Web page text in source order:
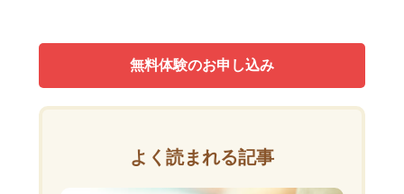
無料体験のお申し込み
よく読まれる記事